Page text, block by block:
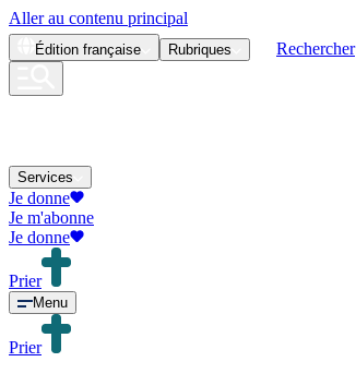
Aller au contenu principal
Édition française Rubriques Rechercher
Services
Je donne
Je m'abonne
Je donne
Prier
Menu
Prier